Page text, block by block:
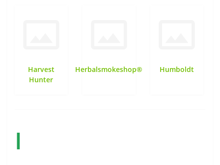
Harvest
Hunter
Herbalsmokeshop® Humboldt
I